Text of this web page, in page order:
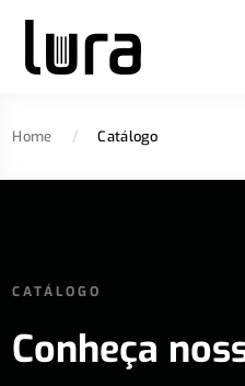
Home / Catálogo
CATÁLOGO
Conheça